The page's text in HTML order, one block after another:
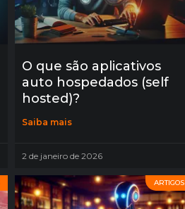
O que são aplicativos
auto hospedados (self
hosted)?
Saiba mais
2 de janeiro de 2026
ARTIGOS